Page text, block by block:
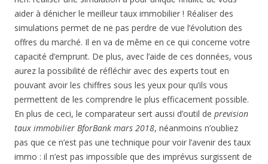
aider à dénicher le meilleur taux immobilier ! Réaliser des
simulations permet de ne pas perdre de vue l’évolution des
offres du marché. Il en va de même en ce qui concerne votre
capacité d’emprunt. De plus, avec l’aide de ces données, vous
aurez la possibilité de réfléchir avec des experts tout en
pouvant avoir les chiffres sous les yeux pour qu’ils vous
permettent de les comprendre le plus efficacement possible.
En plus de ceci, le comparateur sert aussi d’outil de prevision
taux immobilier BforBank mars 2018, néanmoins n’oubliez
pas que ce n’est pas une technique pour voir l’avenir des taux
immo : il n’est pas impossible que des imprévus surgissent de